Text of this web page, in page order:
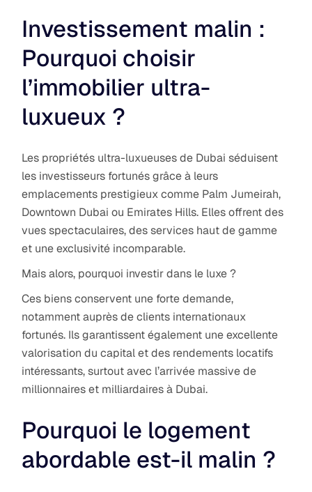
Investissement malin :
Pourquoi choisir
l’immobilier ultra-
luxueux ?
Les propriétés ultra-luxueuses de Dubai séduisent
les investisseurs fortunés grâce à leurs
emplacements prestigieux comme Palm Jumeirah,
Downtown Dubai ou Emirates Hills. Elles offrent des
vues spectaculaires, des services haut de gamme
et une exclusivité incomparable.
Mais alors, pourquoi investir dans le luxe ?
Ces biens conservent une forte demande,
notamment auprès de clients internationaux
fortunés. Ils garantissent également une excellente
valorisation du capital et des rendements locatifs
intéressants, surtout avec l’arrivée massive de
millionnaires et milliardaires à Dubai.
Pourquoi le logement
abordable est-il malin ?